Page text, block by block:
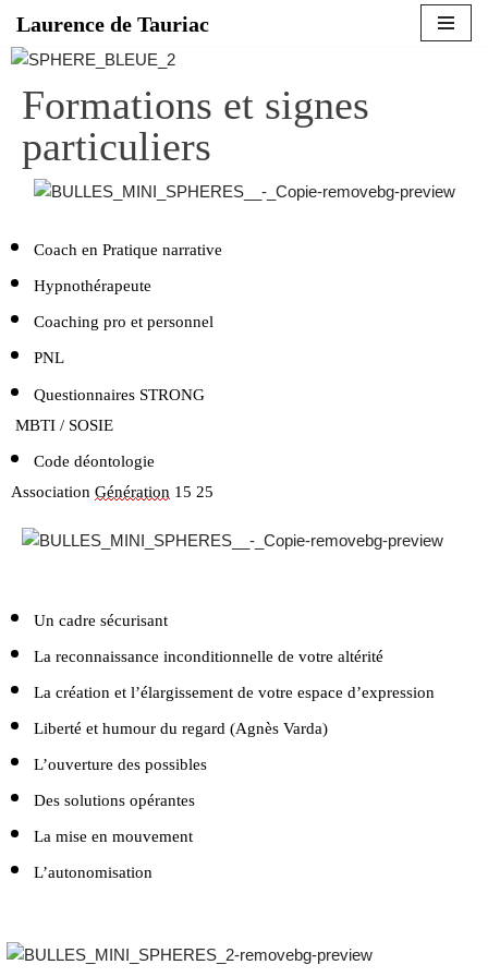
Aller
contenu
Laurence de Tauriac
Formations et signes
particuliers
Coach en Pratique narrative
Hypnothérapeute
Coaching pro et personnel
PNL
Questionnaires STRONG
MBTI / SOSIE
Code déontologie
Association Génération 15 25
Un cadre sécurisant
La reconnaissance inconditionnelle de votre altérité
La création et l’élargissement de votre espace d’expression
Liberté et humour du regard (Agnès Varda)
L’ouverture des possibles
Des solutions opérantes
La mise en mouvement
L’autonomisation